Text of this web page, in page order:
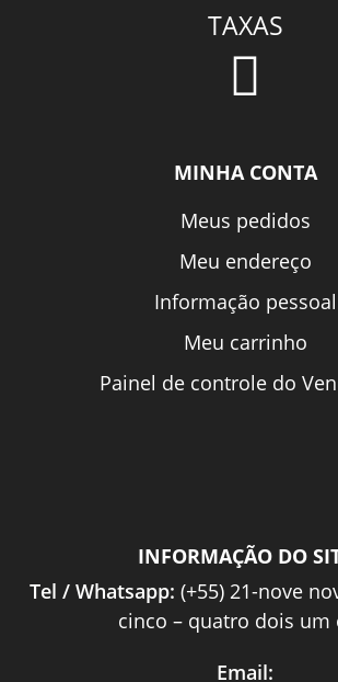
TAXAS
MINHA CONTA
Meus pedidos
Meu endereço
Informação pessoal
Meu carrinho
Painel de controle do
INFORMAÇÃO DO
Tel / Whatsapp: (+55) 21-nove
cinco – quatro dois um
Email: